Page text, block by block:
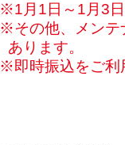
※1月1日～1月3
※その他、メンテ
あります。
※即時振込をご利